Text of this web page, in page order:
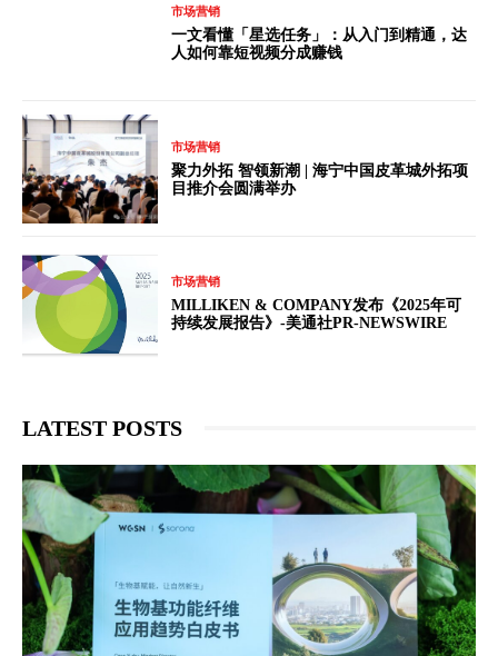
市场营销
一文看懂「星选任务」：从入门到精通，达
人如何靠短视频分成赚钱
市场营销
聚力外拓 智领新潮 | 海宁中国皮革城外拓项
目推介会圆满举办
市场营销
MILLIKEN & COMPANY发布《2025年可
持续发展报告》-美通社PR-NEWSWIRE
LATEST POSTS